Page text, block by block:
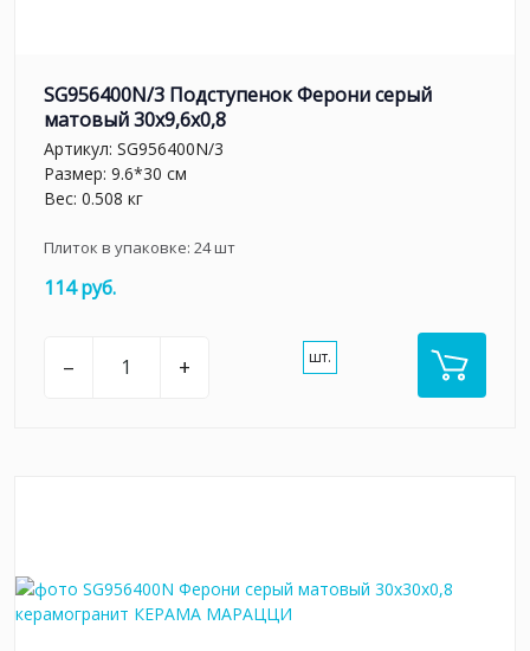
SG956400N/3 Подступенок Ферони серый
матовый 30x9,6x0,8
Артикул: SG956400N/3
Размер: 9.6*30 см
Вес: 0.508 кг
Плиток в упаковке: 24шт
114 руб.
– + шт.